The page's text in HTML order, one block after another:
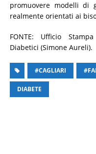
promuovere modelli di
realmente orientati ai
FONTE: Ufficio
Diabetici (Simone Aureli).
#CAGLIARI
DIABETE